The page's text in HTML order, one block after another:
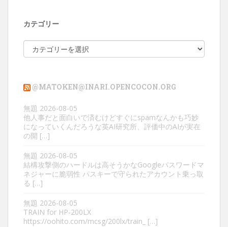
カテゴリー
テ
ー
@MATOKEN@INARI.OPENCOCON.ORG
無題 2026-08-05
他人事だと面白いで済むけどすぐにspamなんかも巧妙
になっていくんだろうな英AI研究所、評価中のAIが実在
の開 […]
無題 2026-08-05
結構攻撃側のハードルは高そうかなGoogleパスワードマ
ネジャーに脆弱性 パスキーで守られたアカウント乗っ取
る […]
無題 2026-08-05
TRAIN for HP-200LX
https://oohito.com/mcsg/200lx/train_ […]